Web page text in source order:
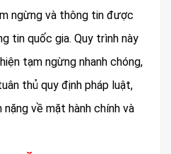
ngừng và thông tin được
tin quốc gia. Quy trình này
tạm ngừng nhanh chóng,
thủ quy định pháp luật,
về mặt hành chính và